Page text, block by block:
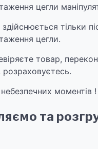
цегли
тільки
цегли.
товар,
розраховуєтесь.
моментів !
та